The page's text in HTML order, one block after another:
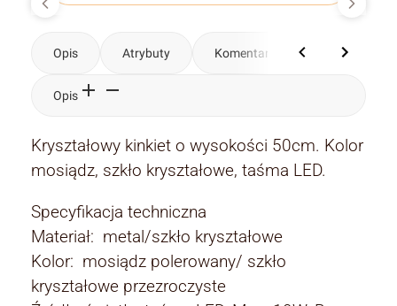
Opis Atrybuty Komentarze
Opis
Kryształowy kinkiet o wysokości 50cm. Kolor
mosiądz, szkło kryształowe, taśma LED.
Specyfikacja techniczna
Materiał: metal/szkło kryształowe
Kolor: mosiądz polerowany/ szkło
kryształowe przezroczyste